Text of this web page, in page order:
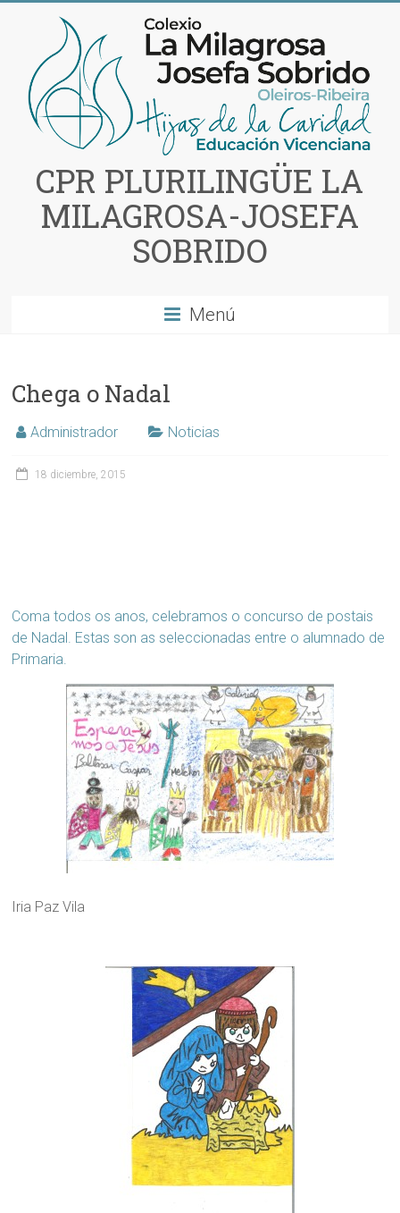
contenido
CPR PLURILINGÜE LA
MILAGROSA-JOSEFA
SOBRIDO
Menú
Chega o Nadal
Administrador Noticias
18 diciembre, 2015
Coma todos os anos, celebramos o concurso de postais
de Nadal. Estas son as seleccionadas entre o alumnado de
Primaria.
Iria Paz Vila